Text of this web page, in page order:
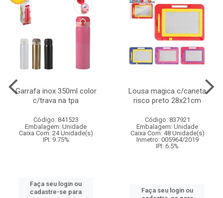
Garrafa inox 350ml color
c/trava na tpa
Código: 841523
Embalagem: Unidade
Caixa Com: 24 Unidade(s)
IPI: 9.75%
Faça seu login ou
cadastre-se para
Lousa magica c/caneta
risco preto 28x21cm
Código: 837921
Embalagem: Unidade
Caixa Com: 48 Unidade(s)
Inmetro: 005964/2019
IPI: 6.5%
Faça seu login ou